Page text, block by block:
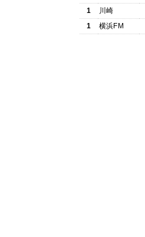
1
川崎
1
横浜FM